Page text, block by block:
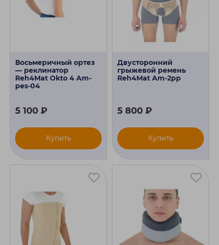
Восьмеричный ортез
— реклинатор
Reh4Mat Okto 4 Am-
pes-04
5 100 ₽
Купить
Двусторонний
грыжевой ремень
Reh4Mat Am-2pp
5 800 ₽
Купить